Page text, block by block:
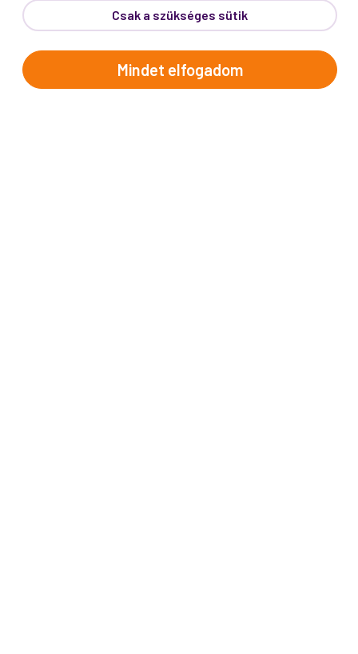
Karácsonyi mesevárosok: Mulhouse hangulata,
237e Ft/fő-től
Csak a szükséges sütik
Mindet elfogadom